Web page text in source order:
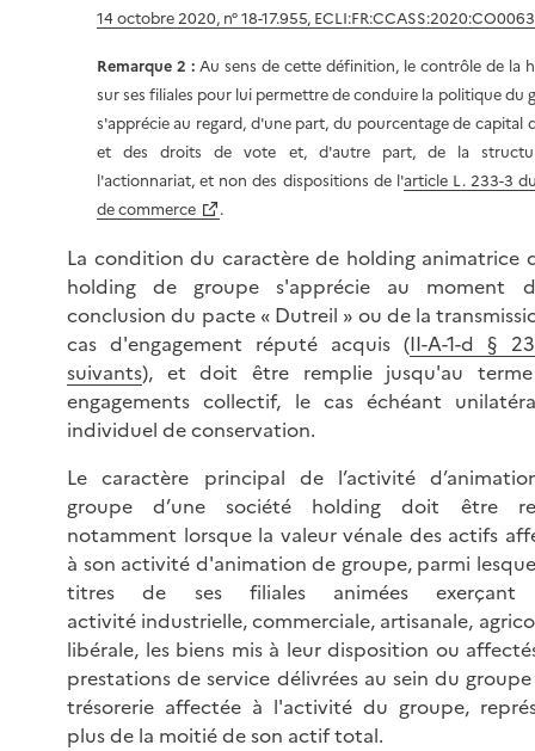
14 octobre 2020, n° 18-17.955,
Remarque 2 :Au sens de cette définition, le contrôle de la
sur ses filiales pour lui permettre de conduire la politique du
s'apprécie au regard, d'une part, du pourcentage de capital
et des droits de vote et, d'autre part, de la
l'actionnariat, et non des dispositions de l'article L. 233-3
de commerce
.
La condition du caractère de holding animatrice
holding de groupe s'apprécie au moment
conclusion du pacte « Dutreil » ou de la
cas d'engagement réputé acquis (II-A-1-d §
suivants), et doit être remplie jusqu'au
engagements collectif, le cas échéant
individuel de conservation.
Le caractère principal de l’activité
groupe d’une société holding doit être
notamment lorsque la valeur vénale des actifs
à son activité d'animation de groupe, parmi
titres de ses filiales animées exerçant
activité industrielle, commerciale, artisanale,
libérale, les biens mis à leur disposition ou
prestations de service délivrées au sein du
trésorerie affectée à l'activité du groupe,
plus de la moitié de son actif total.